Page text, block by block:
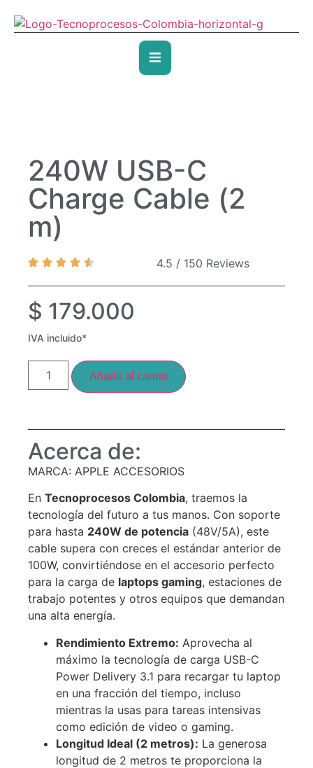
240W USB-C
Charge Cable (2
m)
4.5 / 150 Reviews
$ 179.000
IVA incluido*
Añadir al carrito
Acerca de:
MARCA: APPLE ACCESORIOS
En Tecnoprocesos Colombia, traemos la
tecnología del futuro a tus manos. Con soporte
para hasta 240W de potencia (48V/5A), este
cable supera con creces el estándar anterior de
100W, convirtiéndose en el accesorio perfecto
para la carga de laptops gaming, estaciones de
trabajo potentes y otros equipos que demandan
una alta energía.
Rendimiento Extremo: Aprovecha al
máximo la tecnología de carga USB-C
Power Delivery 3.1 para recargar tu laptop
en una fracción del tiempo, incluso
mientras la usas para tareas intensivas
como edición de video o gaming.
Longitud Ideal (2 metros): La generosa
longitud de 2 metros te proporciona la